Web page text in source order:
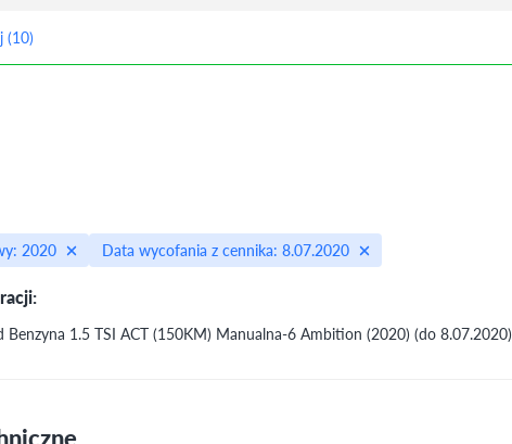
(10)
2020
Data wycofania z cennika: 8.07.2020
Benzyna 1.5 TSI ACT (150KM) Manualna-6 Ambition (2020) (do 8.07.2020)